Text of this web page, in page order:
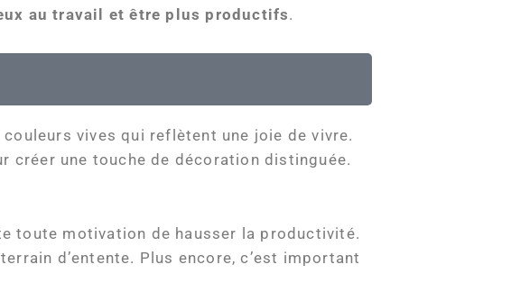
au travail et être plus productifs.
vives qui reflètent une joie de vivre.
créer une touche de décoration distinguée.
toute motivation de hausser la productivité.
d’entente. Plus encore, c’est important